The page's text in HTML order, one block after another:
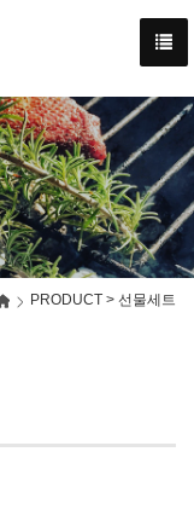
PRODUCT > 선물세트